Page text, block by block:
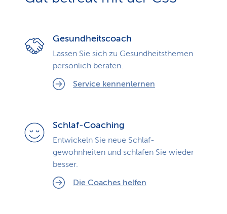
Gesundheitscoach
Lassen Sie sich zu Gesundheits­themen
persönlich beraten.
Service kennenlernen
Schlaf-Coaching
Entwickeln Sie neue Schlaf­
gewohnheiten und schlafen Sie wieder
besser.
Die Coaches helfen